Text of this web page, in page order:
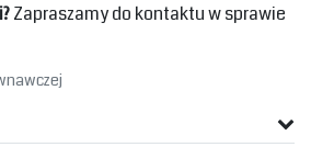
Zapraszamy do kontaktu w sprawie